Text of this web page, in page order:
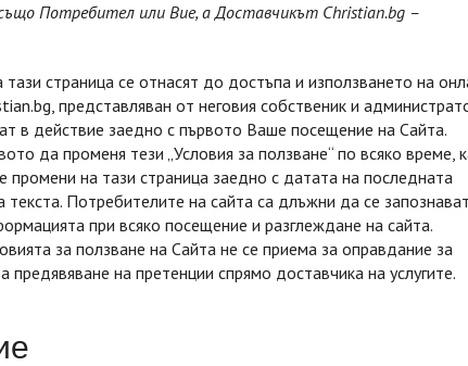
Потребител или Вие, а Доставчикът Christian.bg –
тази страница се отнасят до достъпа и използването на
представляван от неговия собственик и
в действие заедно с първото Ваше посещение на Сайта.
да променя тези „Условия за ползване“ по всяко време,
промени на тази страница заедно с датата на последната
Потребителите на сайта са длъжни да се
при всяко посещение и разглеждане на сайта.
за ползване на Сайта не се приема за оправдание за
предявяване на претенции спрямо доставчика на услугите.